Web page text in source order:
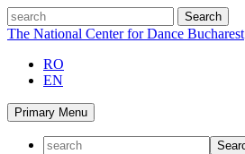
Skip
to
search
The National Center for Dance Bucharest
RO
EN
Primary Menu